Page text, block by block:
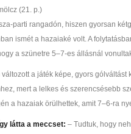
(21. p.)
parti rangadón, hiszen gyorsan
ismét a hazaiaké volt. A
a szünetre 5–7-es állásnál
a játék képe, gyors
mert a lelkes és szerencsésebb
a hazaiak örülhettek, amit 7–6-ra
látta a meccset: – Tudtuk, hogy